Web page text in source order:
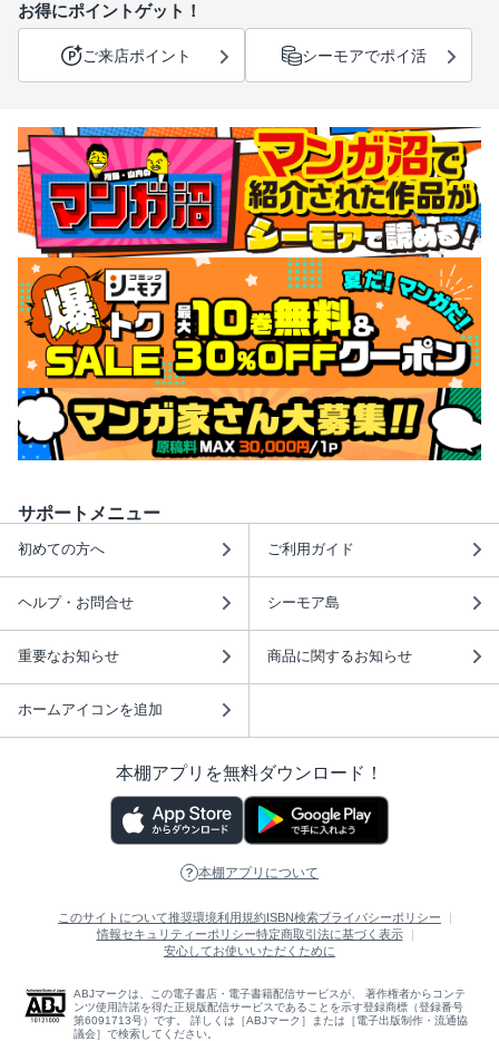
お得にポイントゲット！
ご来店ポイント シーモアでポイ活
サポートメニュー
初めての方へ ご利用ガイド
ヘルプ・お問合せ シーモア島
重要なお知らせ 商品に関するお知らせ
ホームアイコンを追加
本棚アプリを無料ダウンロード！
本棚アプリについて
このサイトについて推奨環境利用規約 ISBN検索プライバシーポリシー
情報セキュリティーポリシー特定商取引法に基づく表示
安心してお使いいただくために
ABJマークは、この電子書店・電子書籍配信サービスが、 著作権者からコンテ
ンツ使用許諾を得た正規版配信サービスであることを示す登録商標（登録番号
第6091713号）です。 詳しくは［ABJマーク］または［電子出版制作・流通協
議会］で検索してください。